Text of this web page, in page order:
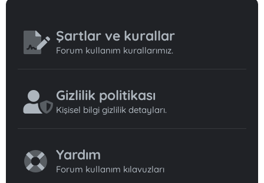
Şartlar ve kurallar
Forum kullanım kurallarımız.
Gizlilik politikası
Kişisel bilgi gizlilik detayları.
Yardım
Forum kullanım kılavuzları